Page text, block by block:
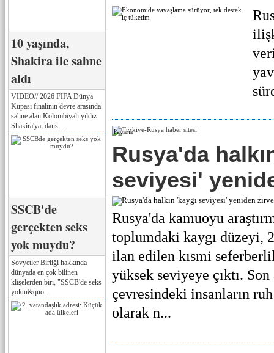
10 yaşında,
Shakira ile sahne
aldı
VIDEO// 2026 FIFA Dünya
Kupası finalinin devre arasında
sahne alan Kolombiyalı yıldız
Shakira'ya, dans ...
SSCB'de
gerçekten seks
yok muydu?
Sovyetler Birliği hakkında
dünyada en çok bilinen
klişelerden biri, "SSCB'de seks
yoktu&quo...
Реклама
Rusya'da
seviyesi'
Rusya'da kamuoyu
toplumdaki kaygı düzeyi,
ilan edilen kısmi
yüksek seviyeye çıktı.
çevresindeki insanların
olarak n...